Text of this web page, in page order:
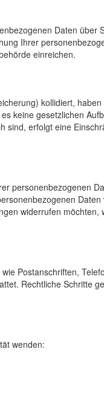
Daten über
Ihrer
einreichen.
kollidiert,
keine gesetzlichen
erfolgt eine
personenbezogenen
widerrufen
Postanschriften,
Rechtliche Schritte
wenden: